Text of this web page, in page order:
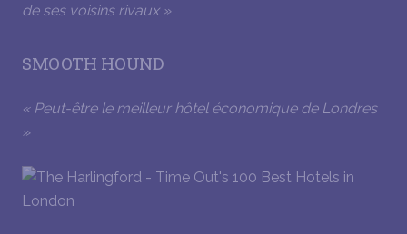
de ses voisins rivaux »
SMOOTH HOUND
« Peut-être le meilleur hôtel économique de Londres
»